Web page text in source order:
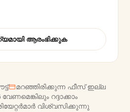
ആരംഭിക്കുക
മറഞ്ഞിരിക്കുന്ന ഫീസ് ഇല്ല
റദ്ദാക്കാം
വിശ്വസിക്കുന്നു